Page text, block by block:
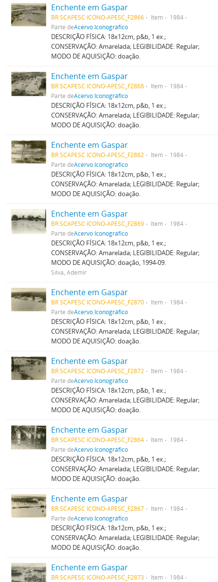
Enchente em Gaspar
BR SCAPESC ICONO-APESC_F2866 Item
1984
Parte deAcervo Iconográfico
DESCRIÇÃO FÍSICA: 18x12cm, p&b, 1 ex.;
CONSERVAÇÃO: Amarelada; LEGIBILIDADE: Regular;
MODO DE AQUISIÇÃO: doação.
Enchente em Gaspar
BR SCAPESC ICONO-APESC_F2868 Item
1984
Parte deAcervo Iconográfico
DESCRIÇÃO FÍSICA: 18x12cm, p&b, 1 ex.;
CONSERVAÇÃO: Amarelada; LEGIBILIDADE: Regular;
MODO DE AQUISIÇÃO: doação.
Enchente em Gaspar
BR SCAPESC ICONO-APESC_F2862 Item
1984
Parte deAcervo Iconográfico
DESCRIÇÃO FÍSICA: 18x12cm, p&b, 1 ex.;
CONSERVAÇÃO: Amarelada; LEGIBILIDADE: Regular;
MODO DE AQUISIÇÃO: doação.
Enchente em Gaspar
BR SCAPESC ICONO-APESC_F2869 Item
1984
Parte deAcervo Iconográfico
DESCRIÇÃO FÍSICA: 18x12cm, p&b, 1 ex.;
CONSERVAÇÃO: Amarelada; LEGIBILIDADE: Regular;
MODO DE AQUISIÇÃO: doação, 1994-09.
Silva, Ademir
Enchente em Gaspar
BR SCAPESC ICONO-APESC_F2870 Item
1984
Parte deAcervo Iconográfico
DESCRIÇÃO FÍSICA: 18x12cm, p&b, 1 ex.;
CONSERVAÇÃO: Amarelada; LEGIBILIDADE: Regular;
MODO DE AQUISIÇÃO: doação.
Enchente em Gaspar
BR SCAPESC ICONO-APESC_F2872 Item
1984
Parte deAcervo Iconográfico
DESCRIÇÃO FÍSICA: 18x12cm, p&b, 1 ex.;
CONSERVAÇÃO: Amarelada; LEGIBILIDADE: Regular;
MODO DE AQUISIÇÃO: doação.
Enchente em Gaspar
BR SCAPESC ICONO-APESC_F2864 Item
1984
Parte deAcervo Iconográfico
DESCRIÇÃO FÍSICA: 18x12cm, p&b, 1 ex.;
CONSERVAÇÃO: Amarelada; LEGIBILIDADE: Regular;
MODO DE AQUISIÇÃO: doação.
Enchente em Gaspar
BR SCAPESC ICONO-APESC_F2867 Item
1984
Parte deAcervo Iconográfico
DESCRIÇÃO FÍSICA: 18x12cm, p&b, 1 ex.;
CONSERVAÇÃO: Amarelada; LEGIBILIDADE: Regular;
MODO DE AQUISIÇÃO: doação.
Enchente em Gaspar
BR SCAPESC ICONO-APESC_F2873 Item
1984